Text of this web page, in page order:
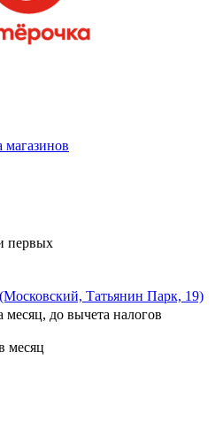
магазинов
первых
Татьянин Парк, 19)
месяц, до вычета налогов
месяц